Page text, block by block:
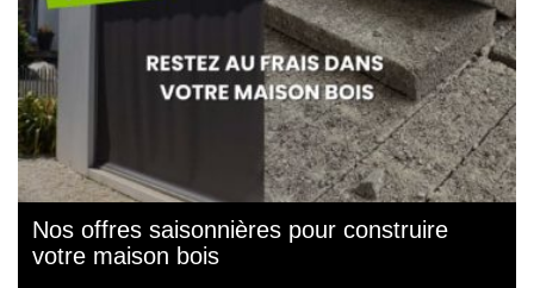
Nos offres saisonnières pour construire
votre maison bois